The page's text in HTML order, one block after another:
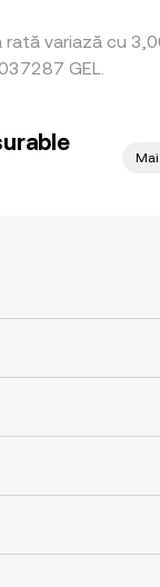
variază cu
GEL.